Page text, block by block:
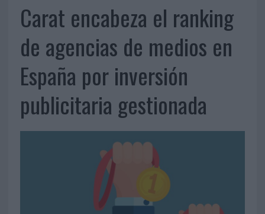
Carat encabeza el ranking
de agencias de medios en
España por inversión
publicitaria gestionada